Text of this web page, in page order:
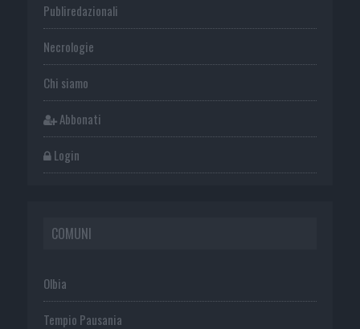
Publiredazionali
Necrologie
Chi siamo
Abbonati
Login
COMUNI
Olbia
Tempio Pausania